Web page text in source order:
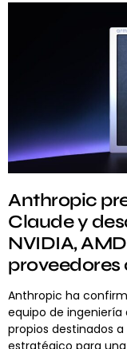
Anthropic
Claude y
NVIDIA,
proveedores
Anthropic ha
equipo de ingeniería
propios destinados